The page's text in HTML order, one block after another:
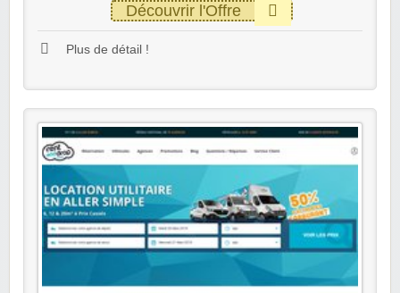
Découvrir l'Offre
Plus de détail !